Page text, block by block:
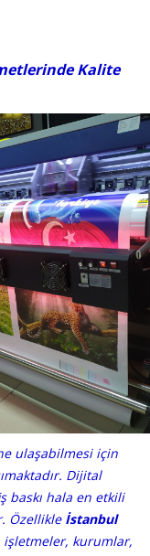
Kalite
ulaşabilmesi için
Dijital
baskı hala en etkili
Özellikle İstanbul
işletmeler, kurumlar,